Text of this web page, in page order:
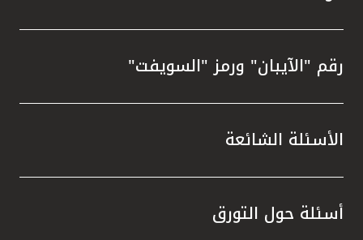
رقم "الآيبان" ورمز "السويفت"
الأسئلة الشائعة
أسئلة حول التورق